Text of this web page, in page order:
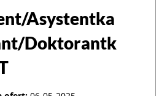
Asystentka
Doktorantk